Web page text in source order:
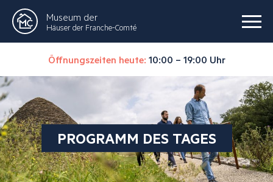
Museum der
Häuser der Franche-Comté
Öffnungszeiten heute: 10:00 – 19:00 Uhr
PROGRAMM DES TAGES